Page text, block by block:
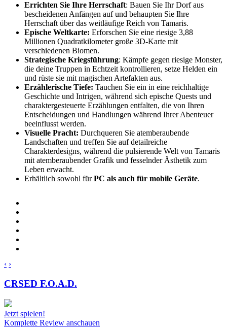
Errichten Sie Ihre Herrschaft: Bauen Sie Ihr Dorf aus
bescheidenen Anfängen auf und behaupten Sie Ihre
Herrschaft über das weitläufige Reich von Tamaris.
Epische Weltkarte: Erforschen Sie eine riesige 3,88
Millionen Quadratkilometer große 3D-Karte mit
verschiedenen Biomen.
Strategische Kriegsführung: Kämpfe gegen riesige Monster,
die deine Truppen in Echtzeit kontrollieren, setze Helden ein
und rüste sie mit magischen Artefakten aus.
Erzählerische Tiefe: Tauchen Sie ein in eine reichhaltige
Geschichte und Intrigen, während sich epische Quests und
charaktergesteuerte Erzählungen entfalten, die von Ihren
Entscheidungen und Handlungen während Ihrer Abenteuer
beeinflusst werden.
Visuelle Pracht: Durchqueren Sie atemberaubende
Landschaften und treffen Sie auf detailreiche
Charakterdesigns, während die pulsierende Welt von Tamaris
mit atemberaubender Grafik und fesselnder Ästhetik zum
Leben erwacht.
Erhältlich sowohl fürPC als auch für mobile Geräte.
‹ ›
CRSED F.O.A.D.
Jetzt spielen!
Komplette Review anschauen